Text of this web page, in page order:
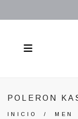
POLERON
INICIO /MEN